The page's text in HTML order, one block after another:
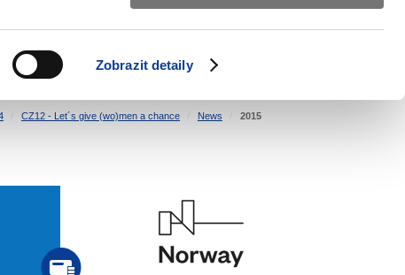
Zobrazit detaily
HOME AFFAIRS BILATERAL RELATIONS
CZ12 - Let´s give (wo)men a chance News 2015